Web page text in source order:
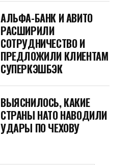
АЛЬФА-БАНК И АВИТО
РАСШИРИЛИ
СОТРУДНИЧЕСТВО И
ПРЕДЛОЖИЛИ КЛИЕНТАМ
СУПЕРКЭШБЭК
ВЫЯСНИЛОСЬ, КАКИЕ
СТРАНЫ НАТО НАВОДИЛИ
УДАРЫ ПО ЧЕХОВУ